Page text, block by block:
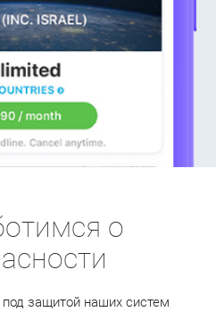
о
защитой наших систем